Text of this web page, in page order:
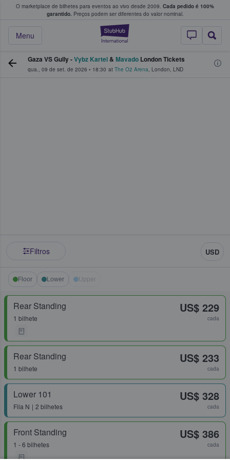
O marketplace de bilhetes para eventos ao vivo desde 2009. Cada pedido é 100%
garantido. Preços podem ser diferentes do valor nominal.
StubHub – onde
Menu
fãs compram e vendem bilhetes
Gaza VS Gully -Vybz Kartel& Mavado London Tickets
qua., 09 de set. de 2026 • 18:30 at The O2 Arena, London, LND
Filtros USD
Floor Lower Upper
Rear Standing
1 bilhete
US$ 229
cada
Rear Standing
1 bilhete
US$ 233
cada
Lower 101
Fila N 2 bilhetes
US$ 328
cada
Front Standing
1 - 6 bilhetes
US$ 386
cada